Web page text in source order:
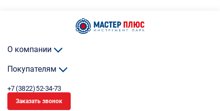
О компании
Покупателям
+7 (3822) 52-34-73
Заказать звонок